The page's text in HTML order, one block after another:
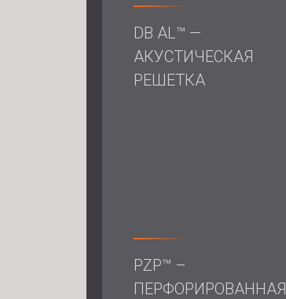
DB AL™ —
АКУСТИЧЕСКАЯ
РЕШЕТКА
PZP™ –
ПЕРФОРИРОВАННАЯ